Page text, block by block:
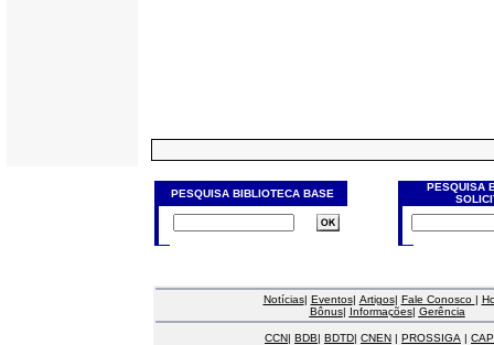
PESQUISA BIBLIOTECA BASE
PESQUISA
Notícias| Eventos| Artigos| Fale Conosco |
Bônus| Informações| Gerência
CCN| BDB| BDTD| CNEN | PROSSIGA |